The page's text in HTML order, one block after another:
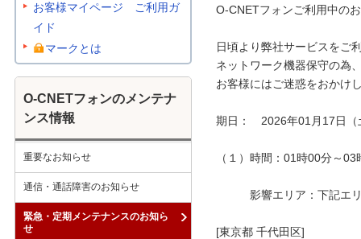
O-CNETフォンご利用中の
日頃より弊社サービスをご
ネットワーク機器保守の為
お客様にはご迷惑をおかけ
期日：　2026年01月17日（
（１）時間：01時00分～03
影響エリア：下記エリ
[東京都 千代田区]
お客様マイページ ご利用ガ
イド
マークとは
O-CNETフォンのメンテナ
ンス情報
重要なお知らせ
通信・通話障害のお知らせ
緊急・定期メンテナンスのお知ら
せ